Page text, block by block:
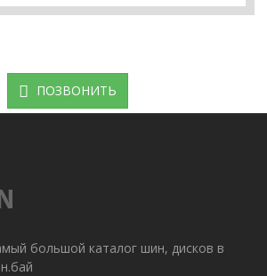
ПОЗВОНИТЬ
большой каталог шин, дисков в